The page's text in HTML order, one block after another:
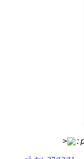
>